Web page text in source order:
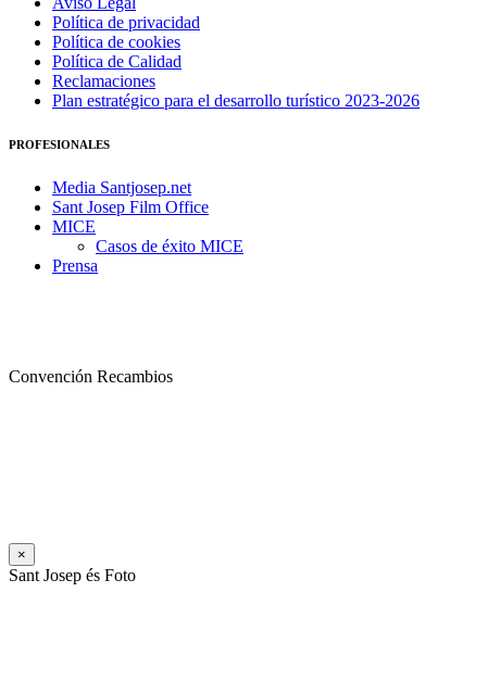
Política de privacidad
Política de cookies
Política de Calidad
Reclamaciones
Plan estratégico para el desarrollo turístico 2023-2026
PROFESIONALES
Media Santjosep.net
Sant Josep Film Office
MICE
Casos de éxito MICE
Prensa
Convención Recambios
×
Sant Josep és Foto